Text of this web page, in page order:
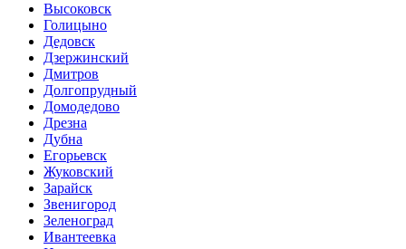
Высоковск
Голицыно
Дедовск
Дзержинский
Дмитров
Долгопрудный
Домодедово
Дрезна
Дубна
Егорьевск
Жуковский
Зарайск
Звенигород
Зеленоград
Ивантеевка